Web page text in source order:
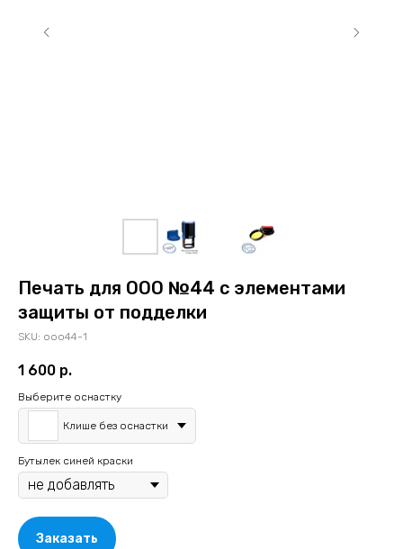
Печать для ООО №44 с элементами
защиты от подделки
SKU: ooo44-1
1 600 р.
Выберите оснастку
Клише без оснастки
Бутылек синей краски
Заказать